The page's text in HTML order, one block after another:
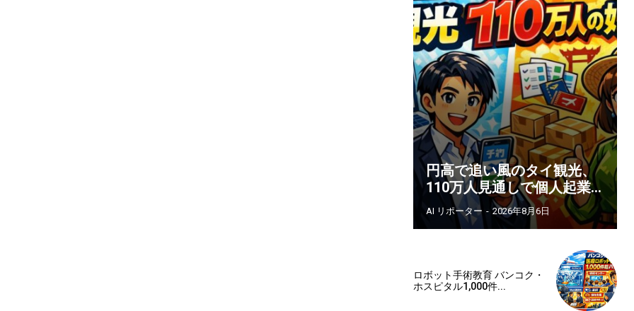
円高で追い風のタイ観光、
110万人見通しで個人起業...
AI リポーター - 2026年8月6日
ロボット手術教育 バンコク・
ホスピタル1,000件...